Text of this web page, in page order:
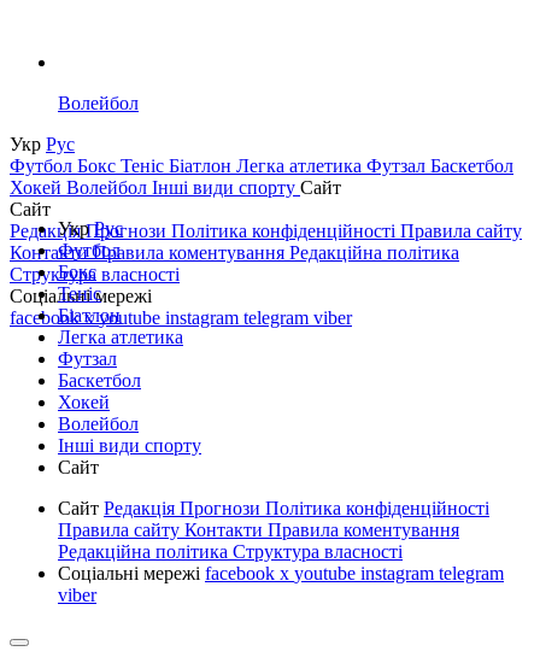
Волейбол
Укр Рус
Футбол Бокс Теніс Біатлон Легка атлетика Футзал Баскетбол
Хокей Волейбол Інші види спорту Сайт
Сайт
РедакціяПрогнози Політика конфіденційності Правила сайту
КонтактиПравила коментування Редакційна політика
Структура власності
Соціальні мережі
facebookxyoutube instagram telegram viber
УкрРус
Футбол
Бокс
Теніс
Біатлон
Легка атлетика
Футзал
Баскетбол
Хокей
Волейбол
Інші види спорту
Сайт
Сайт Редакція Прогнози Політика конфіденційності
Правила сайту Контакти Правила коментування
Редакційна політика Структура власності
Соціальні мережі facebook x youtube instagram telegram
viber